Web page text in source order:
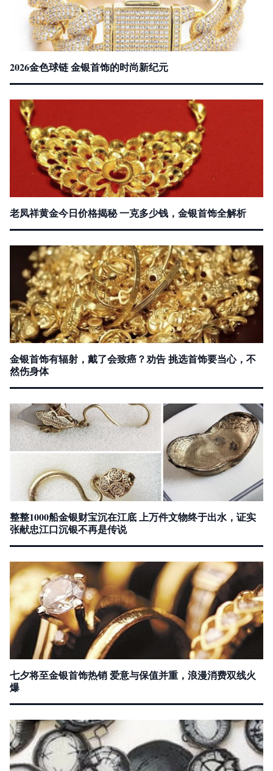
2026金色球链 金银首饰的时尚新纪元
老凤祥黄金今日价格揭秘 一克多少钱，金银首饰全解析
金银首饰有辐射，戴了会致癌？劝告 挑选首饰要当心，不
然伤身体
整整1000船金银财宝沉在江底 上万件文物终于出水，证实
张献忠江口沉银不再是传说
七夕将至金银首饰热销 爱意与保值并重，浪漫消费双线火
爆